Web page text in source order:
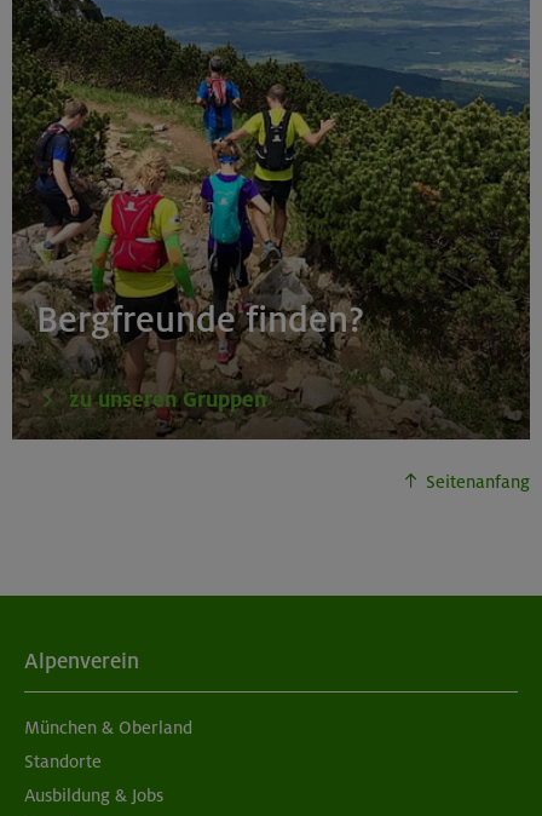
Bergfreunde finden?
zu unseren Gruppen
Seitenanfang
Alpenverein
München & Oberland
Standorte
Ausbildung & Jobs